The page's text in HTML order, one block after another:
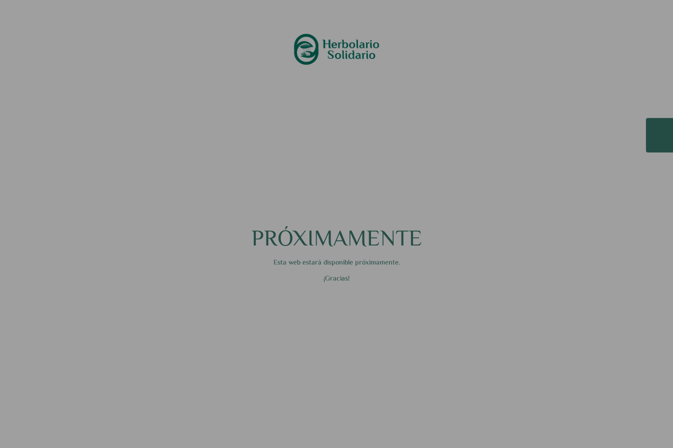
PRÓXIMAMENTE
Esta web estará disponible próximamente.
¡Gracias!